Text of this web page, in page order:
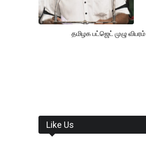
தமிழக பட்ஜெட் முழு விபரம்
Like Us